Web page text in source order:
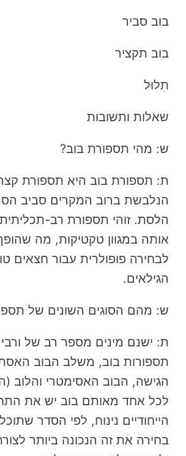
בוב סביר
בוב תקציר
תִלוּל
שאלות ותשובות
ש: מהי תספורת בוב?
ת: תספורת בוב היא תספורת
הנלבשת ברוב המקרים סביב
הלסת. זוהי תספורת רב-
אותה במגוון טקטיקות, מה
לבחירה פופולרית עבור חצאים
הגילאים.
ש: מהם הסוגים השונים של
ת: ישנם מינים מספר רב של
תספורות בוב, משלב הבוב
הגישה, הבוב האסימטרי והלוב
לכל אחד מאותם בוב יש את
הייחודיים נינוח, לפי הסדר
בחירה את זה הנכונה ביותר